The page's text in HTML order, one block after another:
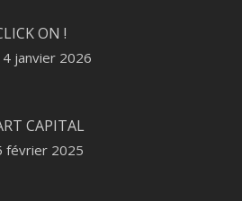
ON !
janvier 2026
CAPITAL
février 2025